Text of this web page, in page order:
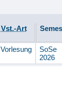
Vst.-Art
Vorlesung
SoSe
2026